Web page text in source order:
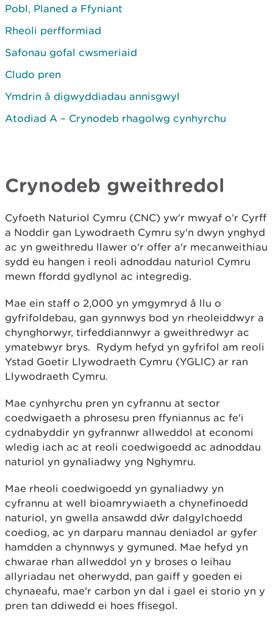
Pobl, Planed a Ffyniant
Rheoli perfformiad
Safonau gofal cwsmeriaid
Cludo pren
Ymdrin â digwyddiadau annisgwyl
Atodiad A – Crynodeb rhagolwg cynhyrchu
Crynodeb gweithredol
Cyfoeth Naturiol Cymru (CNC) yw'r mwyaf o’r Cyrff
a Noddir gan Lywodraeth Cymru sy'n dwyn ynghyd
ac yn gweithredu llawer o'r offer a'r mecanweithiau
sydd eu hangen i reoli adnoddau naturiol Cymru
mewn ffordd gydlynol ac integredig.
Mae ein staff o 2,000 yn ymgymryd â llu o
gyfrifoldebau, gan gynnwys bod yn rheoleiddwyr a
chynghorwyr, tirfeddiannwyr a gweithredwyr ac
ymatebwyr brys. Rydym hefyd yn gyfrifol am reoli
Ystad Goetir Llywodraeth Cymru (YGLlC) ar ran
Llywodraeth Cymru.
Mae cynhyrchu pren yn cyfrannu at sector
coedwigaeth a phrosesu pren ffyniannus ac fe'i
cydnabyddir yn gyfrannwr allweddol at economi
wledig iach ac at reoli coedwigoedd ac adnoddau
naturiol yn gynaliadwy yng Nghymru.
Mae rheoli coedwigoedd yn gynaliadwy yn
cyfrannu at well bioamrywiaeth a chynefinoedd
naturiol, yn gwella ansawdd dŵr dalgylchoedd
coediog, ac yn darparu mannau deniadol ar gyfer
hamdden a chynnwys y gymuned. Mae hefyd yn
chwarae rhan allweddol yn y broses o leihau
allyriadau net oherwydd, pan gaiff y goeden ei
chynaeafu, mae'r carbon yn dal i gael ei storio yn y
pren tan ddiwedd ei hoes ffisegol.